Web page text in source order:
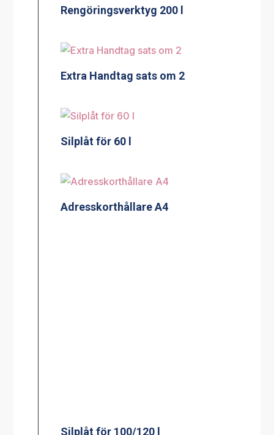
Rengöringsverktyg 200 l
Extra Handtag sats om 2
Silplåt för 60 l
Adresskorthållare A4